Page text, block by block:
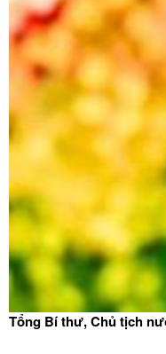
Tổng Bí thư, Chủ tịch